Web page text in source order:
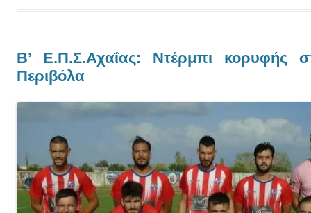
Β’ Ε.Π.Σ.Αχαΐας: Ντέρμπι κορυφής
Περιβόλα